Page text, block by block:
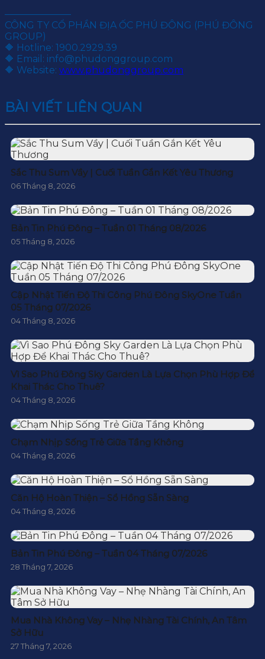
———————
CÔNG TY CỔ PHẦN ĐỊA ỐC PHÚ ĐÔNG (PHÚ ĐÔNG
GROUP)
🔶 Hotline: 1900.2929.39
🔶 Email: info@phudonggroup.com
🔶 Website: www.phudonggroup.com
BÀI VIẾT LIÊN QUAN
Sắc Thu Sum Vầy | Cuối Tuần Gắn Kết Yêu Thương
06 Tháng 8, 2026
Bản Tin Phú Đông – Tuần 01 Tháng 08/2026
05 Tháng 8, 2026
Cập Nhật Tiến Độ Thi Công Phú Đông SkyOne Tuần
05 Tháng 07/2026
04 Tháng 8, 2026
Vì Sao Phú Đông Sky Garden Là Lựa Chọn Phù Hợp Để
Khai Thác Cho Thuê?
04 Tháng 8, 2026
Chạm Nhịp Sống Trẻ Giữa Tầng Không
04 Tháng 8, 2026
Căn Hộ Hoàn Thiện – Sổ Hồng Sẵn Sàng
04 Tháng 8, 2026
Bản Tin Phú Đông – Tuần 04 Tháng 07/2026
28 Tháng 7, 2026
Mua Nhà Không Vay – Nhẹ Nhàng Tài Chính, An Tâm
Sở Hữu
27 Tháng 7, 2026